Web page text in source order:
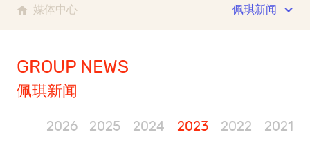
媒体中心 佩琪新闻
GROUP NEWS
佩琪新闻
2026 2025 2024 2023 2022
2021